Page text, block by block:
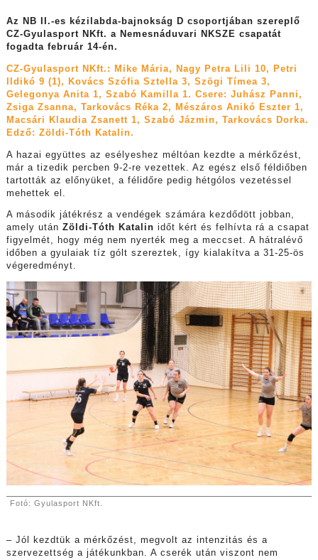
Az NB II.-es kézilabda-bajnokság D csoportjában szereplő
CZ-Gyulasport NKft. a Nemesnáduvari NKSZE csapatát
fogadta február 14-én.
CZ-Gyulasport NKft.: Mike Mária, Nagy Petra Lili 10, Petri
Ildikó 9 (1), Kovács Szófia Sztella 3, Szögi Tímea 3,
Gelegonya Anita 1, Szabó Kamilla 1. Csere: Juhász Panni,
Zsiga Zsanna, Tarkovács Réka 2, Mészáros Anikó Eszter 1,
Macsári Klaudia Zsanett 1, Szabó Jázmin, Tarkovács Dorka.
Edző: Zöldi-Tóth Katalin.
A hazai együttes az esélyeshez méltóan kezdte a mérkőzést,
már a tizedik percben 9-2-re vezettek. Az egész első féldiőben
tartották az előnyüket, a félidőre pedig hétgólos vezetéssel
mehettek el.
A második játékrész a vendégek számára kezdődött jobban,
amely után Zöldi-Tóth Katalin időt kért és felhívta rá a csapat
figyelmét, hogy még nem nyerték meg a meccset. A hátralévő
időben a gyulaiak tíz gólt szereztek, így kialakítva a 31-25-ös
végeredményt.
Fotó: Gyulasport NKft.
– Jól kezdtük a mérkőzést, megvolt az intenzitás és a
szervezettség a játékunkban. A cserék után viszont nem